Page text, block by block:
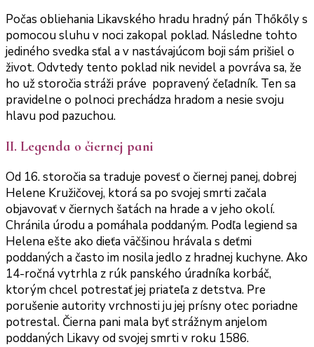
Počas obliehania Likavského hradu hradný pán Thőkőly s
pomocou sluhu v noci zakopal poklad. Následne tohto
jediného svedka sťal a v nastávajúcom boji sám prišiel o
život. Odvtedy tento poklad nik nevidel a povráva sa, že
ho už storočia stráži práve popravený čeľadník. Ten sa
pravidelne o polnoci prechádza hradom a nesie svoju
hlavu pod pazuchou.
II. Legenda o čiernej pani
Od 16. storočia sa traduje povesť o čiernej panej, dobrej
Helene Kružičovej, ktorá sa po svojej smrti začala
objavovať v čiernych šatách na hrade a v jeho okolí.
Chránila úrodu a pomáhala poddaným. Podľa legiend sa
Helena ešte ako dieťa väčšinou hrávala s deťmi
poddaných a často im nosila jedlo z hradnej kuchyne. Ako
14-ročná vytrhla z rúk panského úradníka korbáč,
ktorým chcel potrestať jej priateľa z detstva. Pre
porušenie autority vrchnosti ju jej prísny otec poriadne
potrestal. Čierna pani mala byť strážnym anjelom
poddaných Likavy od svojej smrti v roku 1586.